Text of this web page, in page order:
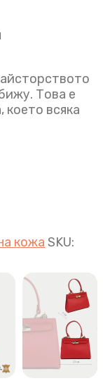
Това е
което всяка
кожа SKU: